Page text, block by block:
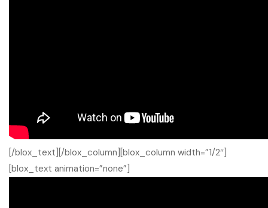
[/blox_text][/blox_column][blox_column width=”1/2″]
[blox_text animation=”none”]